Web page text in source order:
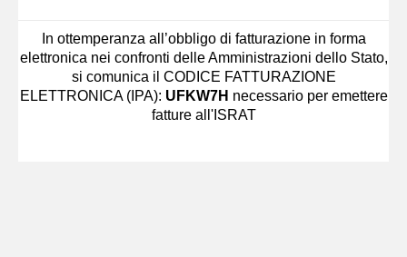
In ottemperanza all’obbligo di fatturazione in forma
elettronica nei confronti delle Amministrazioni dello Stato,
si comunica il CODICE FATTURAZIONE
ELETTRONICA (IPA): UFKW7H necessario per emettere
fatture all'ISRAT